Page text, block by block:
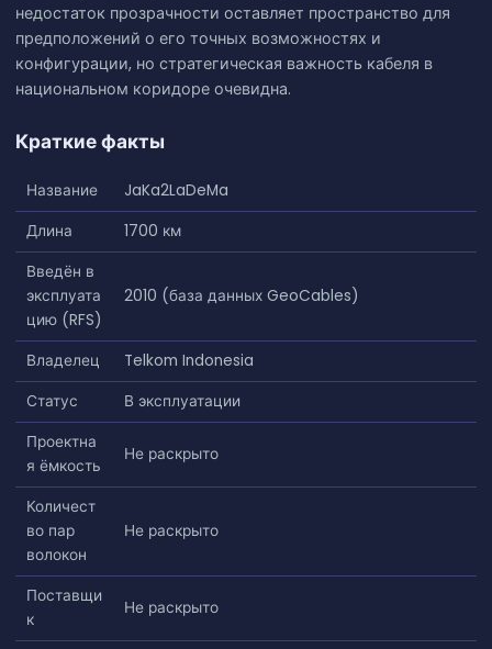
недостаток прозрачности оставляет пространство для
предположений о его точных возможностях и
конфигурации, но стратегическая важность кабеля в
национальном коридоре очевидна.
Краткие факты
Название
JaKa2LaDeMa
Длина
1700 км
Введён в
эксплуата
цию (RFS)
2010 (база данных GeoCables)
Владелец
Telkom Indonesia
Статус
В эксплуатации
Проектна
я ёмкость
Не раскрыто
Количест
во пар
волокон
Не раскрыто
Поставщи
к
Не раскрыто